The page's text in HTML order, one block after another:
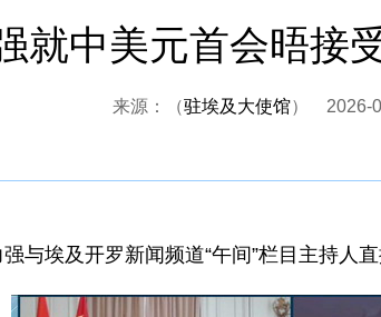
就中美元首会晤接
来源：（驻埃及大使馆） 2026-
与埃及开罗新闻频道“午间”栏目主持人